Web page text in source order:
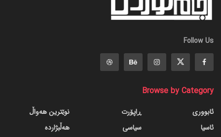
Follow Us
Browse by Category
ئابووری
ئاسیا
ڕاپۆرت
سیاسی
نوێترین هەواڵ
هەڵبژاردە